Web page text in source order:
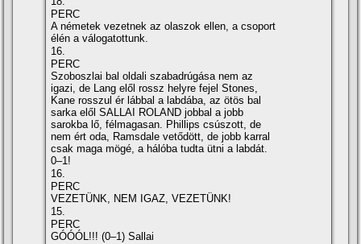
PERC
A németek vezetnek az olaszok ellen, a csoport
élén a válogatottunk.
16.
PERC
Szoboszlai bal oldali szabadrúgása nem az
igazi, de Lang elől rossz helyre fejel Stones,
Kane rosszul ér lábbal a labdába, az ötös bal
sarka elől SALLAI ROLAND jobbal a jobb
sarokba lő, félmagasan. Phillips csúszott, de
nem ért oda, Ramsdale vetődött, de jobb karral
csak maga mögé, a hálóba tudta ütni a labdát.
0–1!
16.
PERC
VEZETÜNK, NEM IGAZ, VEZETÜNK!
15.
PERC
GÓÓÓL!!! (0–1) Sallai